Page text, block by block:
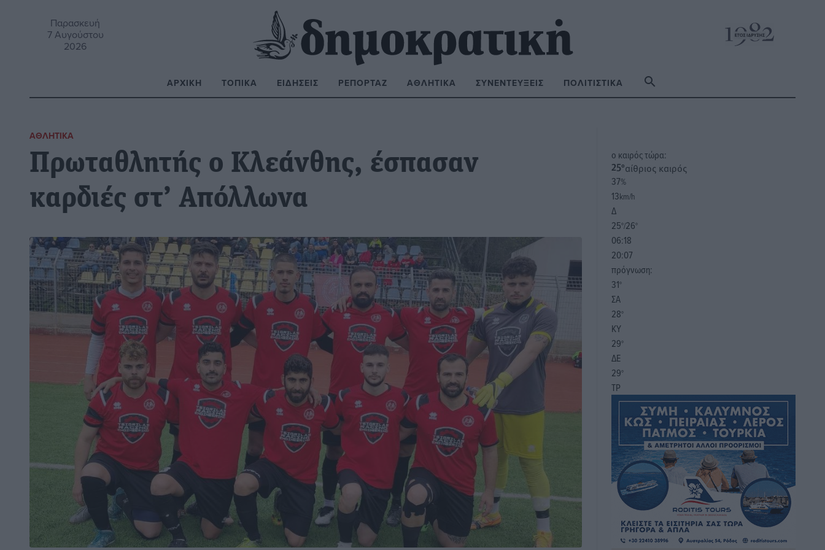
Παρασκευή
7 Αυγούστου
2026
ΑΡΧΙΚΉ ΤΟΠΙΚΆ ΕΙΔΉΣΕΙΣ ΡΕΠΟΡΤΆΖ ΑΘΛΗΤΙΚΆ ΣΥΝΕΝΤΕΎΞΕΙΣ ΠΟΛΙΤΙΣΤΙΚΆ
ΑΘΛΗΤΙΚΆ
Πρωταθλητής ο Κλεάνθης, έσπασαν
καρδιές στ’ Απόλλωνα
o καιρός τώρα:
25°αίθριος καιρός
37%
13km/h
Δ
25°/26°
06:18
20:07
πρόγνωση:
31°
ΣΑ
28°
ΚΥ
29°
ΔΕ
29°
ΤΡ